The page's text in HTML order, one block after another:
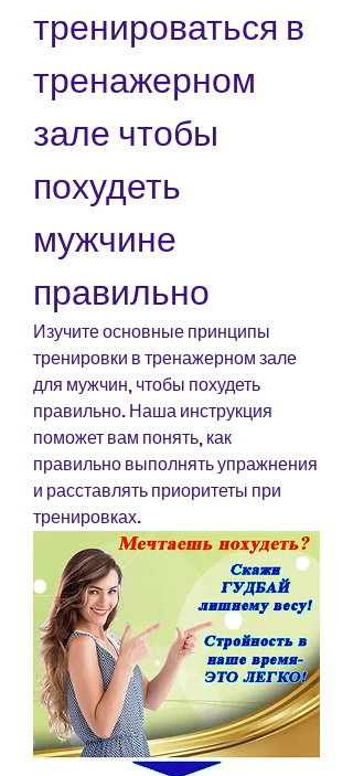
тренироваться в
тренажерном
зале чтобы
похудеть
мужчине
правильно
Изучите основные принципы
тренировки в тренажерном зале
для мужчин, чтобы похудеть
правильно. Наша инструкция
поможет вам понять, как
правильно выполнять упражнения
и расставлять приоритеты при
тренировках.